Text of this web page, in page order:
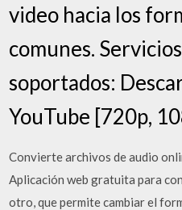
video hacia los
comunes.
soportados:
YouTube [720p,
Convierte archivos de audio
Aplicación web gratuita para
otro, que permite cambiar el